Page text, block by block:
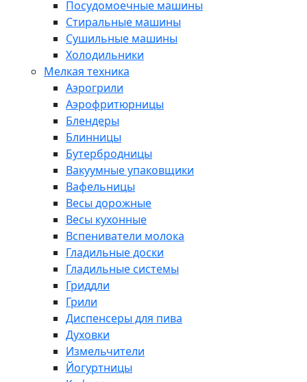
Посудомоечные машины
Стиральные машины
Сушильные машины
Холодильники
Мелкая техника
Аэрогрили
Аэрофритюрницы
Блендеры
Блинницы
Бутербродницы
Вакуумные упаковщики
Вафельницы
Весы дорожные
Весы кухонные
Вспениватели молока
Гладильные доски
Гладильные системы
Гриддли
Грили
Диспенсеры для пива
Духовки
Измельчители
Йогуртницы